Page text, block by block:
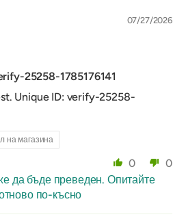
07/27/2026
25258-1785176141
Unique ID: verify-25258-
на магазина
0
0
да бъде преведен. Опитайте
по-късно